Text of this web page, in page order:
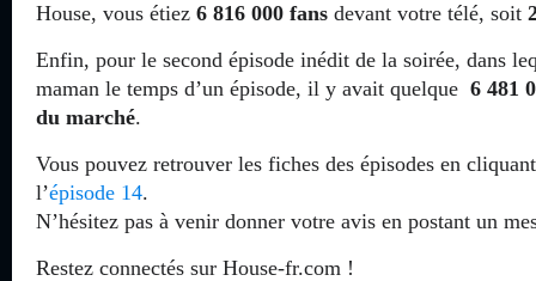
House, vous étiez 6 816 000 fans devant votre télé, soit
Enfin, pour le second épisode inédit de la soirée, dans
maman le temps d’un épisode, il y avait quelque 6 481
du marché.
Vous pouvez retrouver les fiches des épisodes en
l’épisode 14.
N’hésitez pas à venir donner votre avis en postant un
Restez connectés sur House-fr.com !